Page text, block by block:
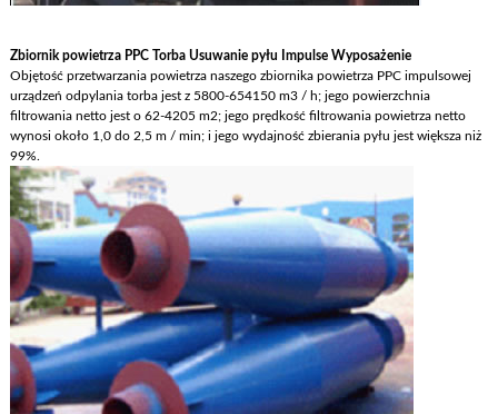
Zbiornik powietrza PPC Torba Usuwanie pyłu Impulse Wyposażenie
Objętość przetwarzania powietrza naszego zbiornika powietrza PPC impulsowej
urządzeń odpylania torba jest z 5800-654150 m3 / h; jego powierzchnia
filtrowania netto jest o 62-4205 m2; jego prędkość filtrowania powietrza netto
wynosi około 1,0 do 2,5 m / min; i jego wydajność zbierania pyłu jest większa niż
99%.